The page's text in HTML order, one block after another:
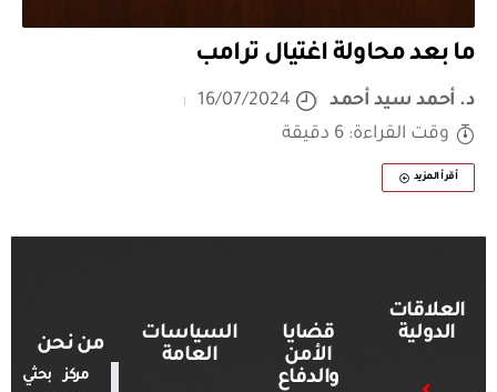
ما بعد محاولة اغتيال ترامب
د. أحمد سيد أحمد
16/07/2024
وقت القراءة: 6 دقيقة
أقرأ المزيد
العلاقات
الدولية
قضايا
الأمن
والدفاع
السياسات
العامة
من نحن
مركز بحثي